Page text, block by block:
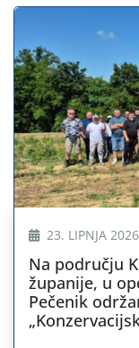
23. LIPNJA
Na području
županije, u
Pečenik